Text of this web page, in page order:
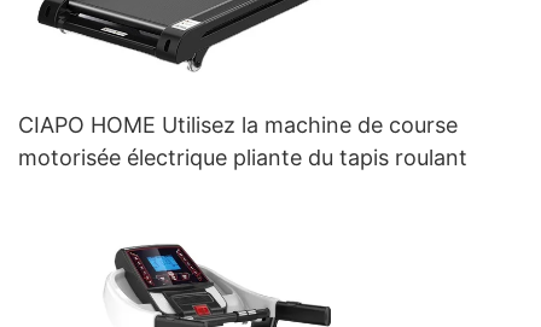
CIAPO HOME Utilisez la machine de course
motorisée électrique pliante du tapis roulant